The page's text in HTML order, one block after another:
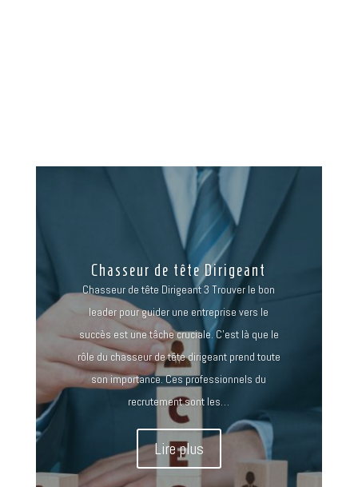
Chasseur de tête Dirigeant
Chasseur de tête Dirigeant 3 Trouver le bon
leader pour guider une entreprise vers le
succès est une tâche cruciale. C'est là que le
rôle du chasseur de tête dirigeant prend toute
son importance. Ces professionnels du
recrutement sont les…
Lire plus